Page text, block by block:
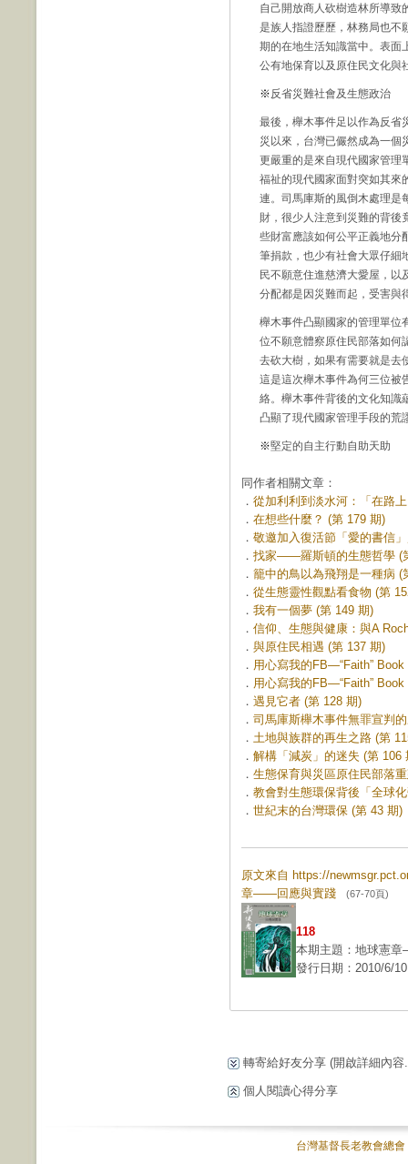
自己開放商人砍樹造林所導致
是族人指證歷歷，林務局也不
期的在地生活知識當中。表面
公有地保育以及原住民文化與
※反省災難社會及生態政治
最後，櫸木事件足以作為反省
災以來，台灣已儼然成為一個
更嚴重的是來自現代國家管理
福祉的現代國家面對突如其來
連。司馬庫斯的風倒木處理
財，很少人注意到災難的背後
些財富應該如何公平正義地分
筆捐款，也少有社會大眾仔細
民不願意住進慈濟大愛屋，以
分配都是因災難而起，受害與
櫸木事件凸顯國家的管理單位
位不願意體察原住民部落如何
去砍大樹，如果有需要就是去
這是這次櫸木事件為何三位被
絡。櫸木事件背後的文化知識
凸顯了現代國家管理手段的荒
※堅定的自主行動自助天助
同作者相關文章：
． 從加利利到淡水河：「在路
． 在想些什麼？ (第 179 期)
． 敬邀加入復活節「愛的書信
． 找家——羅斯頓的生態哲學 (
． 籠中的鳥以為飛翔是一種病 (
． 從生態靈性觀點看食物 (第
． 我有一個夢 (第 149 期)
． 信仰、生態與健康：與A
． 與原住民相遇 (第 137 期)
． 用心寫我的FB—“Faith”
． 用心寫我的FB—“Faith”
． 遇見它者 (第 128 期)
． 司馬庫斯櫸木事件無罪宣判
． 土地與族群的再生之路 (第
． 解構「減炭」的迷失 (第 106
． 生態保育與災區原住民部落
． 教會對生態環保背後「全球
． 世紀末的台灣環保 (第 43 期)
原文來自 https://
章——回應與實踐 (67-70頁)
118
本期主題：地球憲
發行日期：2010/6/10
轉寄給好友分享 (開啟詳細內容
個人閱讀心得分享
台灣基督長老教會總會